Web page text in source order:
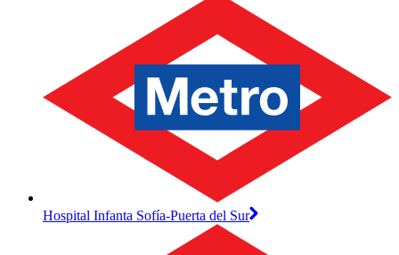
Hospital Infanta Sofía-Puerta del Sur